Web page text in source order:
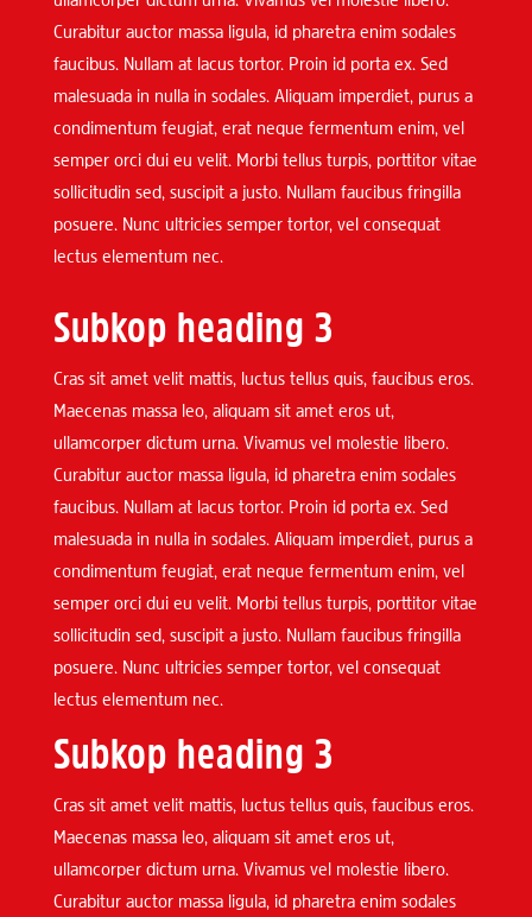
Curabitur auctor massa ligula, id pharetra enim sodales
faucibus. Nullam at lacus tortor. Proin id porta ex. Sed
malesuada in nulla in sodales. Aliquam imperdiet, purus a
condimentum feugiat, erat neque fermentum enim, vel
semper orci dui eu velit. Morbi tellus turpis, porttitor vitae
sollicitudin sed, suscipit a justo. Nullam faucibus fringilla
posuere. Nunc ultricies semper tortor, vel consequat
lectus elementum nec.
Subkop heading 3
Cras sit amet velit mattis, luctus tellus quis, faucibus eros.
Maecenas massa leo, aliquam sit amet eros ut,
ullamcorper dictum urna. Vivamus vel molestie libero.
Curabitur auctor massa ligula, id pharetra enim sodales
faucibus. Nullam at lacus tortor. Proin id porta ex. Sed
malesuada in nulla in sodales. Aliquam imperdiet, purus a
condimentum feugiat, erat neque fermentum enim, vel
semper orci dui eu velit. Morbi tellus turpis, porttitor vitae
sollicitudin sed, suscipit a justo. Nullam faucibus fringilla
posuere. Nunc ultricies semper tortor, vel consequat
lectus elementum nec.
Subkop heading 3
Cras sit amet velit mattis, luctus tellus quis, faucibus eros.
Maecenas massa leo, aliquam sit amet eros ut,
ullamcorper dictum urna. Vivamus vel molestie libero.
Curabitur auctor massa ligula, id pharetra enim sodales